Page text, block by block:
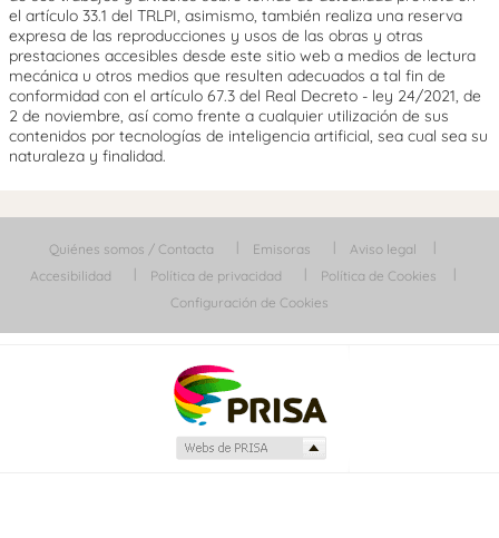
el artículo 33.1 del TRLPI, asimismo, también realiza una reserva
expresa de las reproducciones y usos de las obras y otras
prestaciones accesibles desde este sitio web a medios de lectura
mecánica u otros medios que resulten adecuados a tal fin de
conformidad con el artículo 67.3 del Real Decreto - ley 24/2021, de
2 de noviembre, así como frente a cualquier utilización de sus
contenidos por tecnologías de inteligencia artificial, sea cual sea su
naturaleza y finalidad.
Quiénes somos / Contacta Emisoras
Aviso legal
Accesibilidad
Política de privacidad
Política de Cookies
Configuración de Cookies